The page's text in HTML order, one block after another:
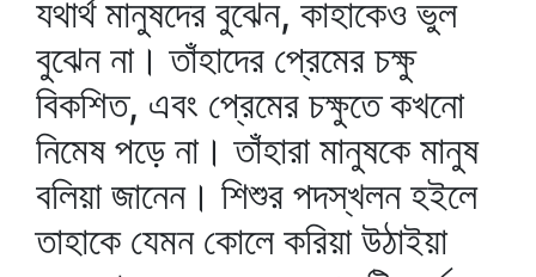
যথার্থ মানুষদের বুঝেন, কাহাকেও ভুল
বুঝেন না। তাঁহাদের প্রেমের চক্ষু
বিকশিত, এবং প্রেমের চক্ষুতে কখনো
নিমেষ পড়ে না। তাঁহারা মানুষকে মানুষ
বলিয়া জানেন। শিশুর পদস্খলন হইলে
তাহাকে যেমন কোলে করিয়া উঠাইয়া